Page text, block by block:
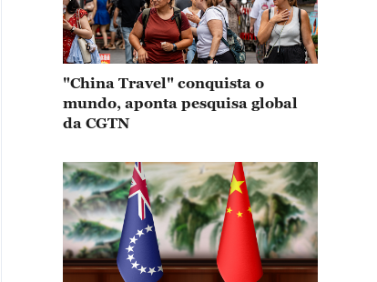
"China Travel" conquista o
mundo, aponta pesquisa global
da CGTN